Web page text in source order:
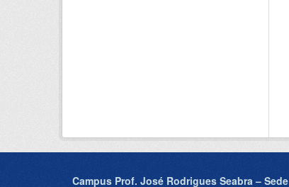
Campus Prof. José Rodrigues Seabra – Sede